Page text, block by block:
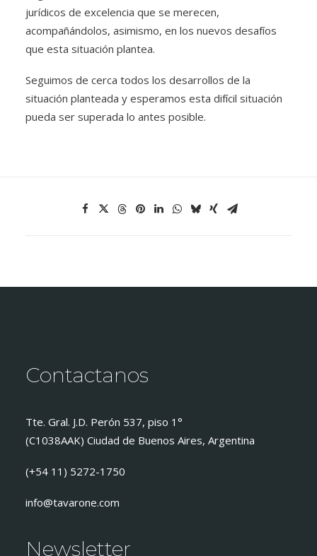
jurídicos de excelencia que se merecen,
acompañándolos, asimismo, en los nuevos desafíos
que esta situación plantea.
Seguimos de cerca todos los desarrollos de la
situación planteada y esperamos esta difícil situación
pueda ser superada lo antes posible.
Contactanos
Tte. Gral. J.D. Perón 537, piso 1°
(C1038AAK) Ciudad de Buenos Aires, Argentina
(+54 11) 5272-1750
info@tavarone.com
Newsletter